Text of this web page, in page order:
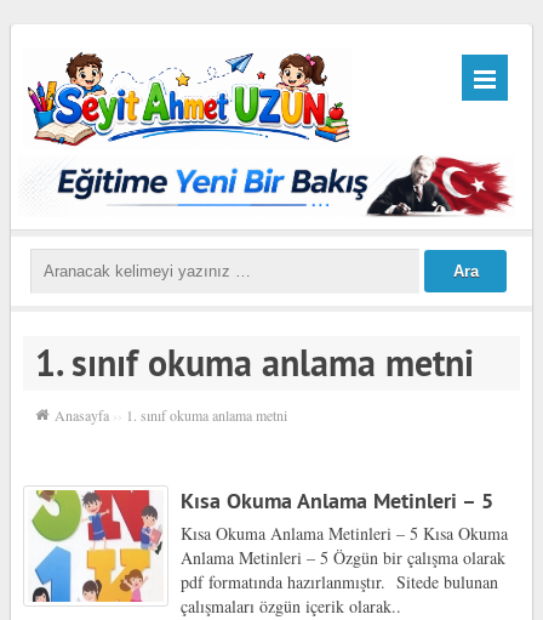
1. sınıf okuma anlama metni
Anasayfa ›› 1. sınıf okuma anlama metni
Kısa Okuma Anlama Metinleri – 5
Kısa Okuma Anlama Metinleri – 5 Kısa Okuma
Anlama Metinleri – 5 Özgün bir çalışma olarak
pdf formatında hazırlanmıştır. Sitede bulunan
çalışmaları özgün içerik olarak..